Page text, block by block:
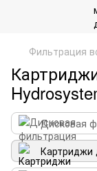
Фильтрация
Дисковая
Картриджи